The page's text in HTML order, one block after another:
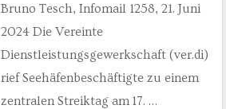
Bruno Tesch, Infomail 1258, 21. Juni
2024 Die Vereinte
Dienstleistungsgewerkschaft (ver.di)
rief Seehäfenbeschäftigte zu einem
zentralen Streiktag am 17. …